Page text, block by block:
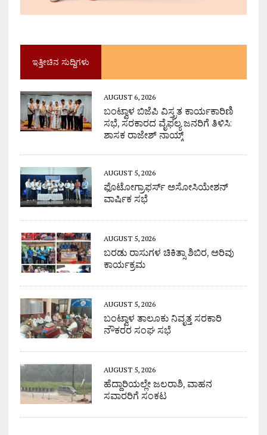
ಇತ್ತೀಚಿನ ಸುದ್ದಿಗಳು
AUGUST 6, 2026
ಬಂಟ್ವಾಳ ಬಿಜೆಪಿ ವಿಸ್ತ್ರತ ಕಾರ್ಯಕಾರಿಣಿ
ಸಭೆ, ಸರಕಾರದ ವೈಫಲ್ಯ ಜನರಿಗೆ ತಿಳಿಸಿ:
ಶಾಸಕ ರಾಜೇಶ್ ನಾಯ್ಕ್
AUGUST 5, 2026
ಫೊಟೋಗ್ರಾಫರ್ಸ್ ಅಸೋಸಿಯೇಶನ್
ವಾರ್ಷಿಕ ಸಭೆ
AUGUST 5, 2026
ಬರಡು ರಾಸುಗಳ ಚಿಕಿತ್ಸಾ ಶಿಬಿರ, ಅರಿವು
ಕಾರ್ಯಕ್ರಮ
AUGUST 5, 2026
ಬಂಟ್ವಾಳ ತಾಲೂಕು ನಿವೃತ್ತ ಸರಕಾರಿ
ನೌಕರರ ಸಂಘ ಸಭೆ
AUGUST 5, 2026
ಹೆದ್ದಾರಿಯಲ್ಲೇ ಜಲರಾಶಿ, ವಾಹನ
ಸವಾರರಿಗೆ ಸಂಕಟ